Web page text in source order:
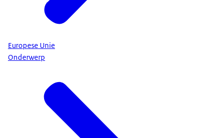
Europese Unie
Onderwerp